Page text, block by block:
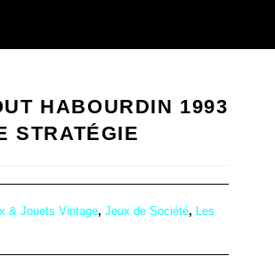
HABOURDIN 1993
STRATÉGIE
& Jouets Vintage, Jeux de Société, Les